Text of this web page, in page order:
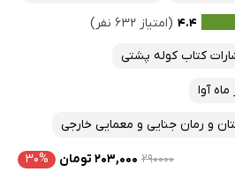
۴.۴ (امتیاز ۶۳۲ نفر)
کتاب کوله پشتی
آوا
و رمان جنایی و معمایی خارجی
۲۹۰۰۰۰ ۲۰۳,۰۰۰ تومان ۳۰%